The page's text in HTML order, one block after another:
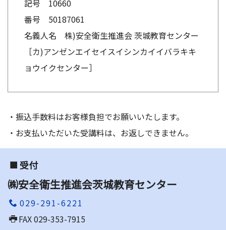
記号 10660
番号 50187061
名義人名 株)安全衛生推進会 茨城教育センター
［カ)アンゼンエイセイスイシンカイイバラキキ
ョウイクセンター］
・振込手数料はお客様負担でお願いいたします。
・お支払いただいた受講料は、お返しできません。
受付
㈱安全衛生推進会茨城教育センター
029-291-6221
FAX 029-353-7915